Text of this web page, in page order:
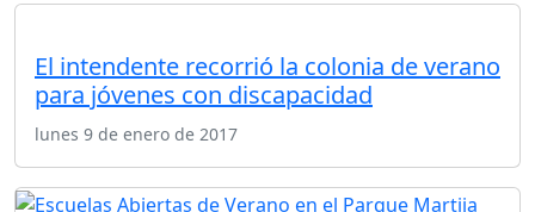
El intendente recorrió la colonia de verano
para jóvenes con discapacidad
lunes 9 de enero de 2017